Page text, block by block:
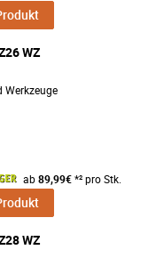
WZ
Werkzeuge
ab89,99€*² pro Stk.
WZ